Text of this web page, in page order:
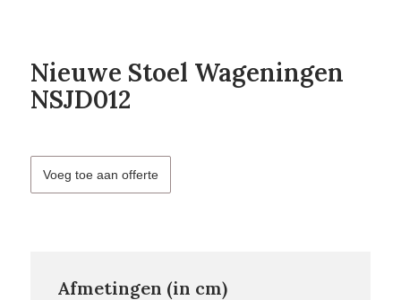
Nieuwe Stoel Wageningen
NSJD012
Voeg toe aan offerte
Afmetingen (in cm)